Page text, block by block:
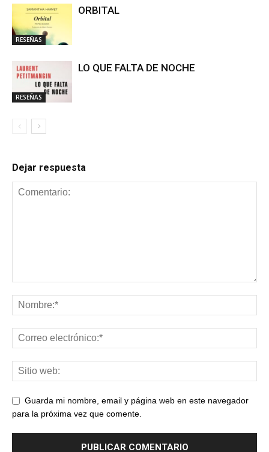
RESEÑAS
ORBITAL
RESEÑAS
LO QUE FALTA DE NOCHE
Dejar respuesta
Guarda mi nombre, email y página web en este navegador
para la próxima vez que comente.